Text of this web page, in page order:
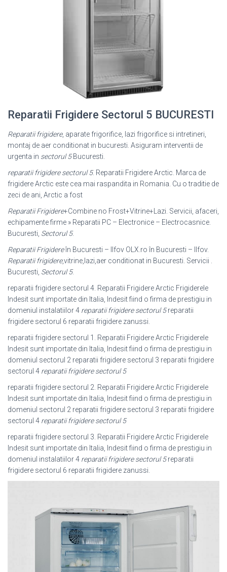
Reparatii Frigidere Sectorul 5 BUCURESTI
Reparatii frigidere, aparate frigorifice, lazi frigorifice si intretineri,
montaj de aer conditionat in bucuresti. Asiguram interventii de
urgenta in sectorul 5Bucuresti.
reparatii frigidere sectorul 5. Reparatii Frigidere Arctic. Marca de
frigidere Arctic este cea mai raspandita in Romania. Cu o traditie de
zeci de ani, Arctic a fost
Reparatii Frigidere+Combine no Frost+Vitrine+Lazi. Servicii, afaceri,
echipamente firme » Reparatii PC – Electronice – Electrocasnice.
Bucuresti, Sectorul 5.
Reparatii Frigidereîn Bucuresti – Ilfov OLX.ro în Bucuresti – Ilfov.
Reparatii frigidere,vitrine,lazi,aer conditionat in Bucuresti. Servicii .
Bucuresti, Sectorul 5.
reparatii frigidere sectorul 4. Reparatii Frigidere Arctic Frigiderele
Indesit sunt importate din Italia, Indesit fiind o firma de prestigiu in
domeniul instalatiilor 4 reparatii frigidere sectorul 5reparatii
frigidere sectorul 6 reparatii frigidere zanussi.
reparatii frigidere sectorul 1. Reparatii Frigidere Arctic Frigiderele
Indesit sunt importate din Italia, Indesit fiind o firma de prestigiu in
domeniul sectorul 2 reparatii frigidere sectorul 3 reparatii frigidere
sectorul 4 reparatii frigidere sectorul 5
reparatii frigidere sectorul 2. Reparatii Frigidere Arctic Frigiderele
Indesit sunt importate din Italia, Indesit fiind o firma de prestigiu in
domeniul sectorul 2 reparatii frigidere sectorul 3 reparatii frigidere
sectorul 4 reparatii frigidere sectorul 5
reparatii frigidere sectorul 3. Reparatii Frigidere Arctic Frigiderele
Indesit sunt importate din Italia, Indesit fiind o firma de prestigiu in
domeniul instalatiilor 4 reparatii frigidere sectorul 5reparatii
frigidere sectorul 6 reparatii frigidere zanussi.